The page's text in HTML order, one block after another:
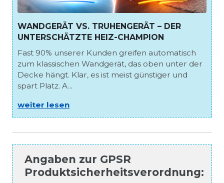
WANDGERÄT VS. TRUHENGERÄT – DER
UNTERSCHÄTZTE HEIZ-CHAMPION
Fast 90% unserer Kunden greifen automatisch
zum klassischen Wandgerät, das oben unter der
Decke hängt. Klar, es ist meist günstiger und
spart Platz. A...
weiter lesen
Angaben zur GPSR
Produktsicherheitsverordnung: